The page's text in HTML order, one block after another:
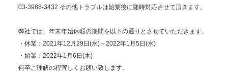
03-3988-3432 その他トラブルは始業後に随時対応させて頂きます。
弊社では、年末年始休暇の期間を以下の通りとさせていただきます。
・休業：2021年12月29日(水)～2022年1月5日(水)
・始業：2022年1月6日(木)
何卒ご理解の程宜しくお願い致します。